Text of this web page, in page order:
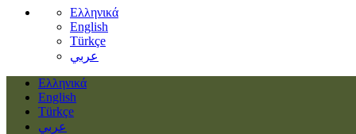
Ελληνικά
English
Türkçe
عربي
Ελληνικά
English
Türkçe
عربي